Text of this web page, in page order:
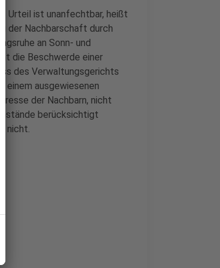
Urteil ist unanfechtbar, heißt
der Nachbarschaft durch
an Sonn- und
die Beschwerde einer
des Verwaltungsgerichts
einem ausgewiesenen
der Nachbarn, nicht
berücksichtigt
nicht.